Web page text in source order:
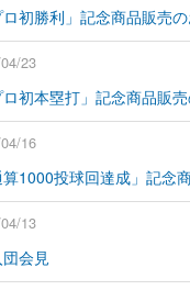
初勝利」記念商品販売
23
初本塁打」記念商品販
16
1000投球回達成」記念
13
会見